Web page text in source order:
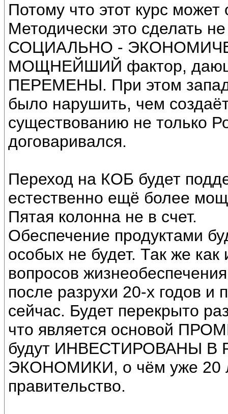
Потому что этот курс
Методически это сделать
СОЦИАЛЬНО -
МОЩНЕЙШИЙ фактор,
ПЕРЕМЕНЫ. При этом запад
было нарушить, чем
существованию не только
договаривался.
Переход на КОБ будет
естественно ещё более
Пятая колонна не в счет.
Обеспечение продуктами
особых не будет. Так же
вопросов
после разрухи 20-х годов
сейчас. Будет перекрыто
что является основой
будут ИНВЕСТИРОВАНЫ
ЭКОНОМИКИ, о чём уже 20
правительство.